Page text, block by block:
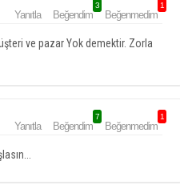
Yanıtla Beğendim
3
Beğenmedim
1
ve pazar Yok demektir. Zorla
Yanıtla Beğendim
7
Beğenmedim
1